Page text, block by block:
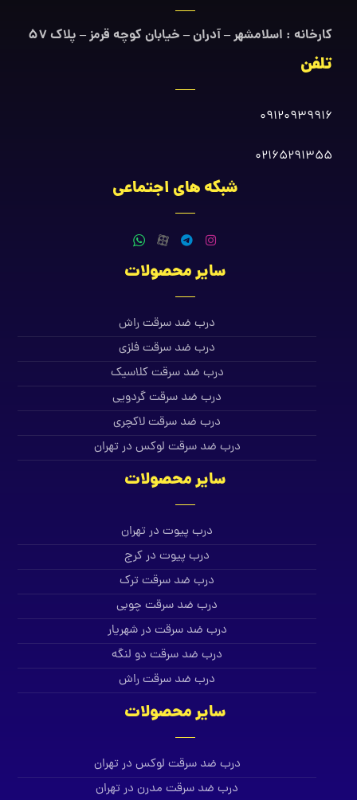
کارخانه : اسلامشهر – آدران – خیابان کوچه قرمز – پلاک ۵۷
تلفن
09120939916
02165291355
شبکه های اجتماعی
سایر محصولات
درب ضد سرقت راش
درب ضد سرقت فلزی
درب ضد سرقت کلاسیک
درب ضد سرقت گردویی
درب ضد سرقت لاکچری
درب ضد سرقت لوکس در تهران
سایر محصولات
درب پیوت در تهران
درب پیوت در کرج
درب ضد سرقت ترک
درب ضد سرقت چوبی
درب ضد سرقت در شهریار
درب ضد سرقت دو لنگه
درب ضد سرقت راش
سایر محصولات
درب ضد سرقت لوکس در تهران
درب ضد سرقت مدرن در تهران